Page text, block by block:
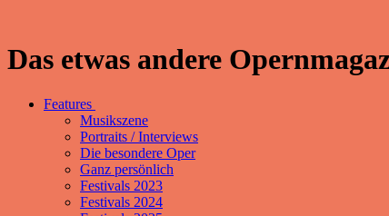
Das etwas andere
Features
Musikszene
Portraits / Interviews
Die besondere Oper
Ganz persönlich
Festivals 2023
Festivals 2024